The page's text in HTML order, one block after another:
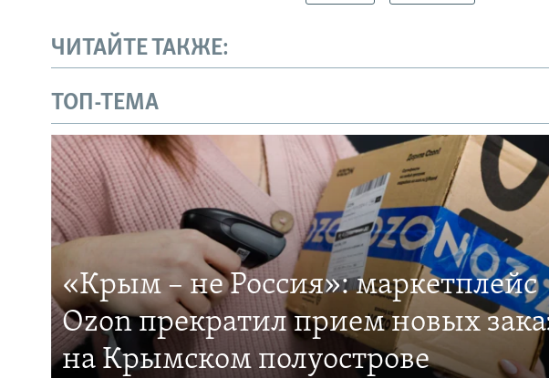
ЧИТАЙТЕ ТАКЖЕ:
ТОП-ТЕМА
«Крым – не Россия»: маркетплейс
Ozon прекратил прием новых
на Крымском полуострове